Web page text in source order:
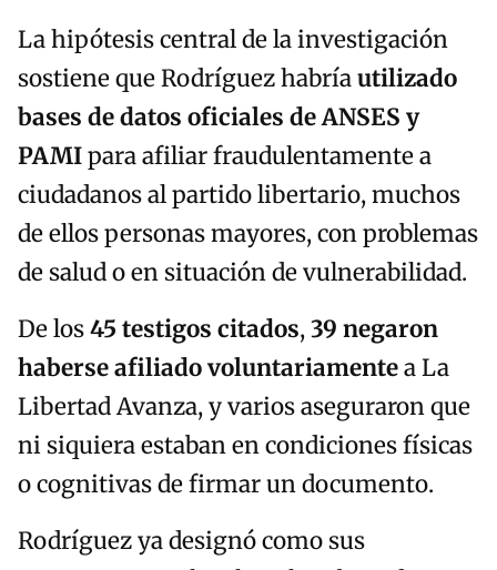
La hipótesis central de la investigación
sostiene que Rodríguez habríautilizado
bases de datos oficiales de ANSES y
PAMIpara afiliar fraudulentamente a
ciudadanos al partido libertario, muchos
de ellos personas mayores, con problemas
de salud o en situación de vulnerabilidad.
De los45 testigos citados,39 negaron
haberse afiliado voluntariamentea La
Libertad Avanza, y varios aseguraron que
ni siquiera estaban en condiciones físicas
o cognitivas de firmar un documento.
Rodríguez ya designó como sus